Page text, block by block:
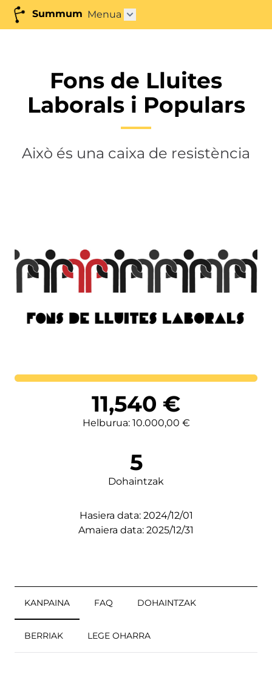
Summum Menua Azpimenua ireki"
Fons de Lluites
Laborals i Populars
Això és una caixa de resistència
Lortutakoa
11,540 €
Helburua: 10.000,00 €
5
Dohaintzak
Hasiera data: 2024/12/01
Amaiera data: 2025/12/31
KANPAINA FAQ DOHAINTZAK
BERRIAK LEGE OHARRA